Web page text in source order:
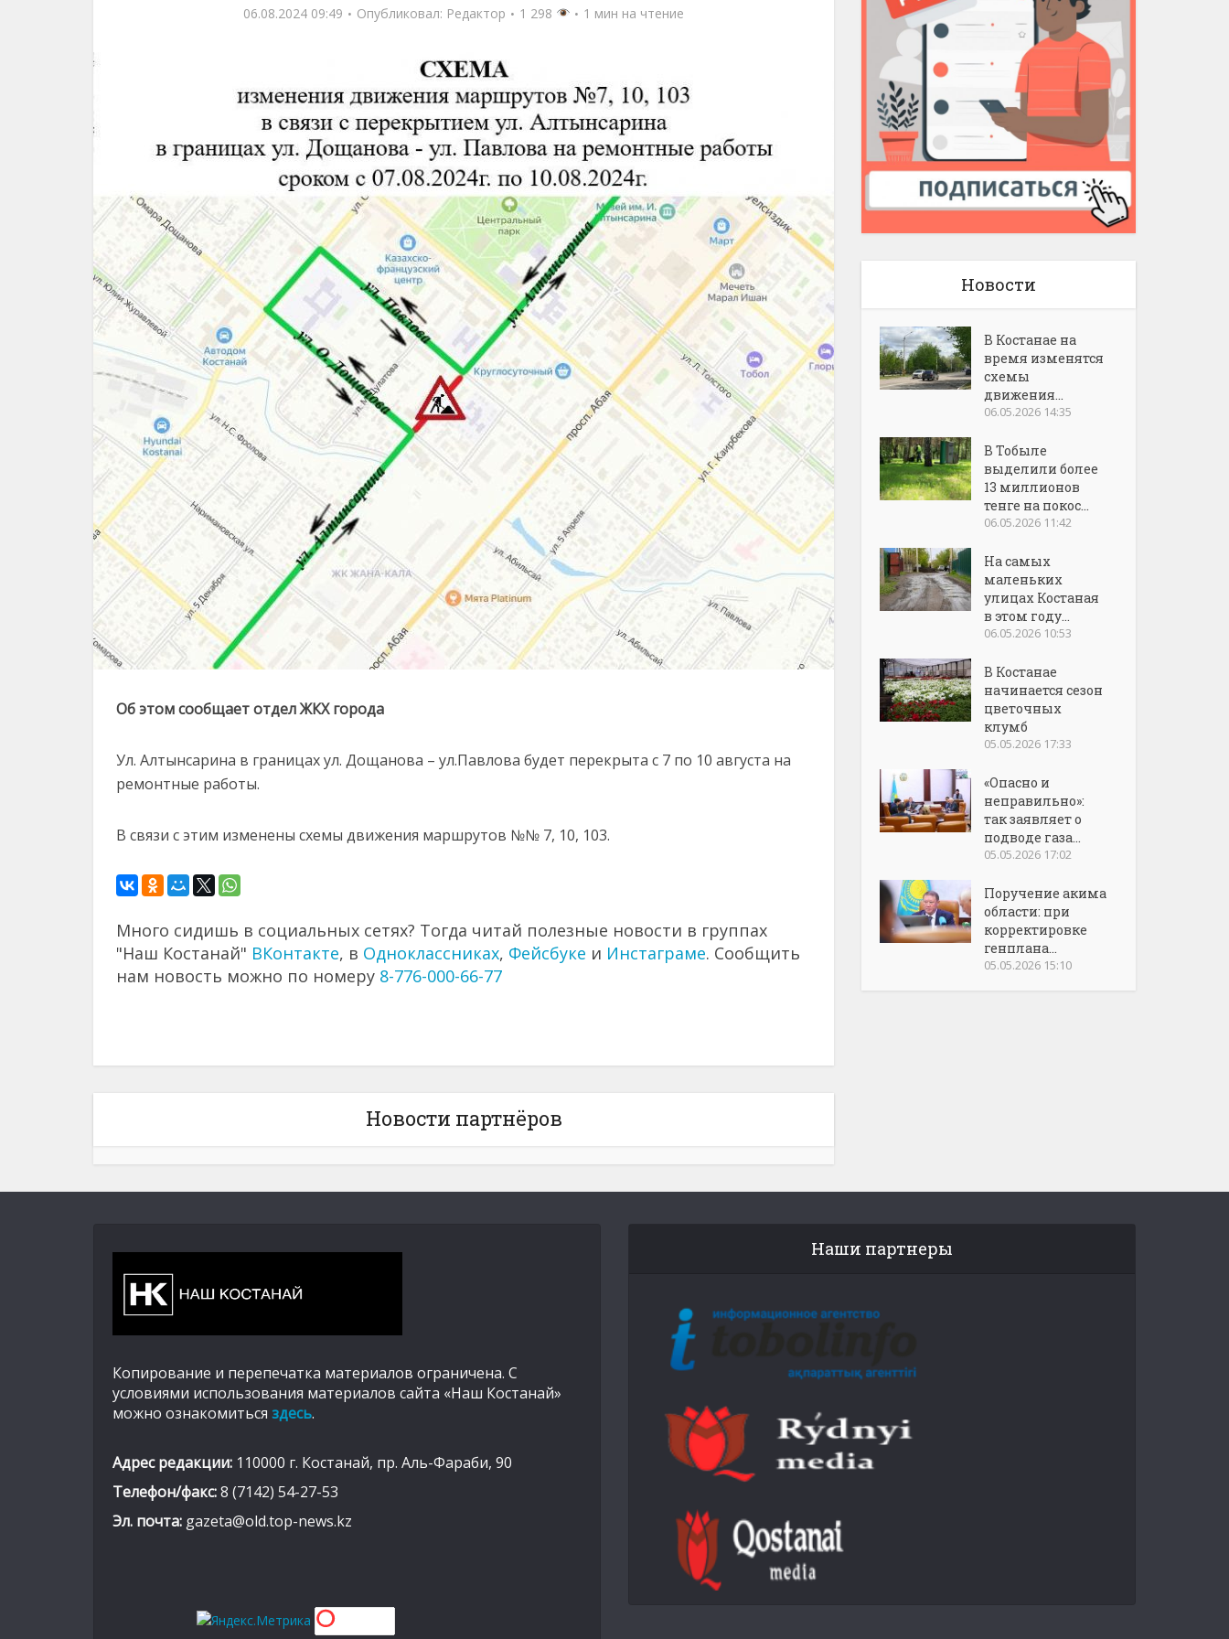
06.08.2024 09:49 Опубликовал: Редактор 1 298 1 мин на чтение
Об этом сообщает отдел ЖКХ города
Ул. Алтынсарина в границах ул. Дощанова – ул.Павлова будет перекрыта с 7 по 10 августа на
ремонтные работы.
В связи с этим изменены схемы движения маршрутов №№ 7, 10, 103.
Много сидишь в социальных сетях? Тогда читай полезные новости в группах
"Наш Костанай" ВКонтакте, в Одноклассниках, Фейсбуке и Инстаграме. Сообщить
нам новость можно по номеру 8-776-000-66-77
Новости партнёров
Новости
В Костанае на
время изменятся
схемы
движения...
06.05.2026 14:35
В Тобыле
выделили более
13 миллионов
тенге на покос...
06.05.2026 11:42
На самых
маленьких
улицах Костаная
в этом году...
06.05.2026 10:53
В Костанае
начинается сезон
цветочных
клумб
05.05.2026 17:33
«Опасно и
неправильно»:
так заявляет о
подводе газа...
05.05.2026 17:02
Поручение акима
области: при
корректировке
генплана...
05.05.2026 15:10
Копирование и перепечатка материалов ограничена. С
условиями использования материалов сайта «Наш Костанай»
можно ознакомиться здесь.
Адрес редакции: 110000 г. Костанай, пр. Аль-Фараби, 90
Телефон/факс:8 (7142) 54-27-53
Эл. почта: gazeta@old.top-news.kz
Наши партнеры